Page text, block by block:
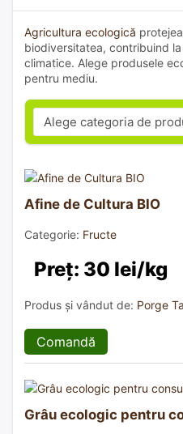
Agricultura ecologică
biodiversitatea, contribuind
climatice. Alege produsele
pentru mediu.
Afine de Cultura BIO
Categorie: Fructe
Preț: 30 lei/kg
Produs și vândut de: Porge
Comandă
Grâu ecologic pentru